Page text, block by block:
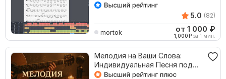
5.0 (82)
mortok от 1 000 ₽
1,000₽ за 1 мин.
Мелодия на Ваши Слова:
Индивидуальная Песня под
Гитару